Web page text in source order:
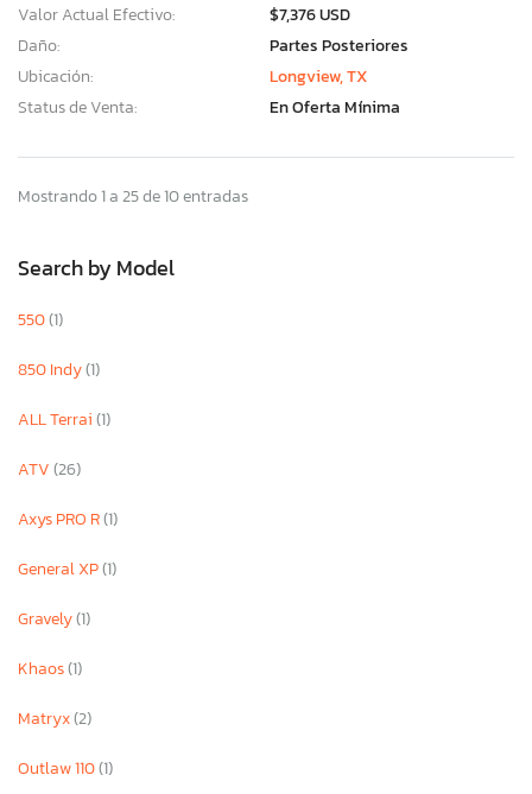
Valor Actual Efectivo:
$7,376 USD
Daño:
Partes Posteriores
Ubicación:
Longview, TX
Status de Venta:
En Oferta Mínima
Mostrando 1 a 25 de 10 entradas
Search by Model
550(1)
850 Indy(1)
ALL Terrai(1)
ATV(26)
Axys PRO R(1)
General XP(1)
Gravely(1)
Khaos(1)
Matryx(2)
Outlaw 110(1)